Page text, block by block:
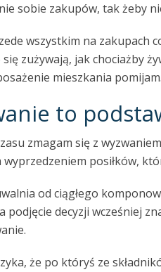
sobie zakupów, tak żeby
wszystkim na zakupach
zużywają, jak chociażby
mieszkania pomijam.
to
zmagam się z
posiłków,
od ciągłego
podjęcie decyzji wcześniej
że po któryś ze